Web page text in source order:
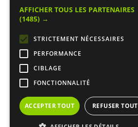
AFFICHER TOUS LES PARTENAIRES
(1485) →
STRICTEMENT NÉCESSAIRES
PERFORMANCE
CIBLAGE
FONCTIONNALITÉ
ACCEPTER TOUT REFUSER TOUT